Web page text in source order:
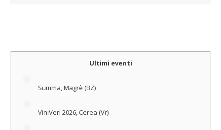
Ultimi eventi
Summa, Magrè (BZ)
ViniVeri 2026, Cerea (Vr)